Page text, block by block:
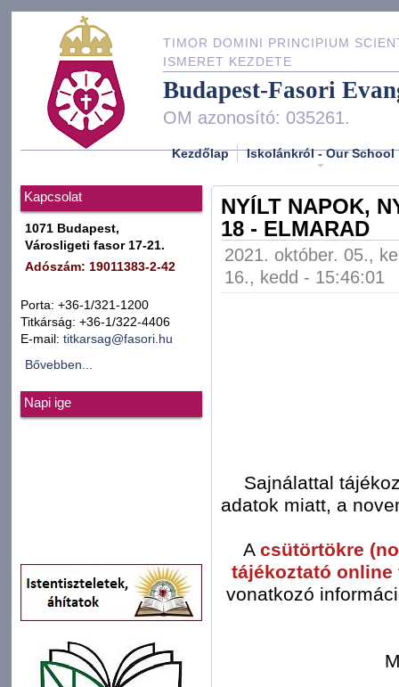
TIMOR DOMINI PRINCIPIUM
ISMERET KEZDETE
Budapest-Fasori
OM azonosító: 035261.
Kezdőlap Iskolánkról - Our School
Kapcsolat
1071 Budapest,
Városligeti fasor 17-21.
Adószám: 19011383-2-42
Porta: +36-1/321-1200
Titkárság: +36-1/322-4406
E-mail: titkarsag@fasori.hu
Bővebben...
Napi ige
NYÍLT NAPOK,
18 - ELMARAD
2021. október. 05.,
16., kedd - 15:46:01
Sajnálattal
adatok miatt, a
Acsütörtökre
tájékoztató online
vonatkozó